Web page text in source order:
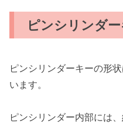
ピンシリンダ
ピンシリンダーキーの形状
います。
ピンシリンダー内部には